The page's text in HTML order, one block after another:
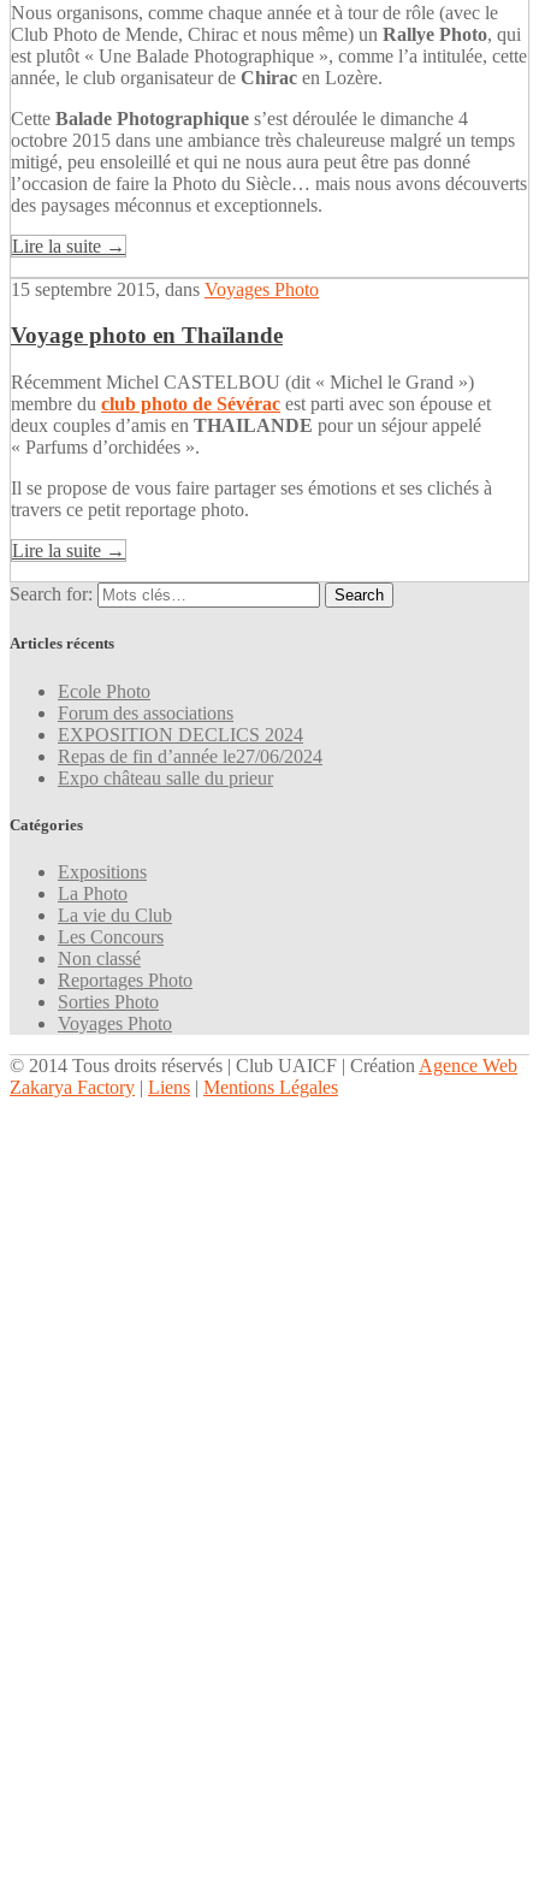
Nous organisons, comme chaque année et à tour de rôle (avec le
Club Photo de Mende, Chirac et nous même) un Rallye Photo, qui
est plutôt « Une Balade Photographique », comme l’a intitulée, cette
année, le club organisateur de Chirac en Lozère.
Cette Balade Photographique s’est déroulée le dimanche 4
octobre 2015 dans une ambiance très chaleureuse malgré un temps
mitigé, peu ensoleillé et qui ne nous aura peut être pas donné
l’occasion de faire la Photo du Siècle… mais nous avons découverts
des paysages méconnus et exceptionnels.
Lire la suite →
15 septembre 2015, dans Voyages Photo
Voyage photo en Thaïlande
Récemment Michel CASTELBOU (dit « Michel le Grand »)
membre du club photo de Sévérac est parti avec son épouse et
deux couples d’amis en THAILANDE pour un séjour appelé
« Parfums d’orchidées ».
Il se propose de vous faire partager ses émotions et ses clichés à
travers ce petit reportage photo.
Lire la suite →
Search for:
Articles récents
Ecole Photo
Forum des associations
EXPOSITION DECLICS 2024
Repas de fin d’année le27/06/2024
Expo château salle du prieur
Catégories
Expositions
La Photo
La vie du Club
Les Concours
Non classé
Reportages Photo
Sorties Photo
Voyages Photo
© 2014 Tous droits réservés | Club UAICF | Création Agence Web
Zakarya Factory | Liens | Mentions Légales